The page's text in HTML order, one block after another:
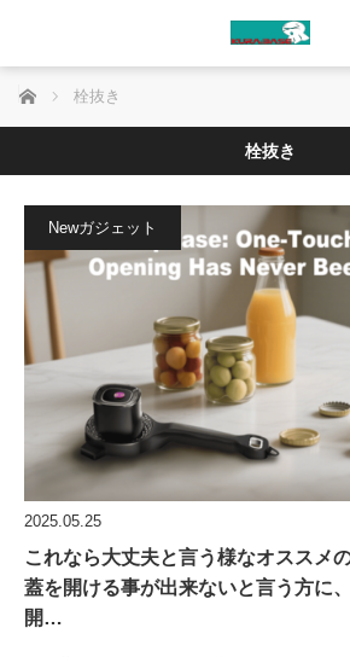
ホーム 栓抜き
栓抜き
Newガジェット
2025.05.25
これなら大丈夫と言う様なオススメ
蓋を開ける事が出来ないと言う方に
開…